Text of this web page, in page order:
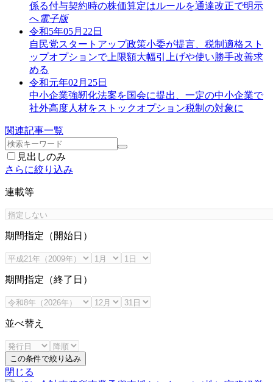
係る付与契約時の株価算定はルールを通達改正で明示
へ電子版
令和5年05月22日
自民党スタートアップ政策小委が提言、税制適格スト
ップオプションで上限額大幅引上げや使い勝手改善求
める
令和元年02月25日
中小企業強靭化法案を国会に提出、一定の中小企業で
社外高度人材をストックオプション税制の対象に
関連記事一覧
見出しのみ
さらに絞り込み
連載等
期間指定（開始日）
期間指定（終了日）
並べ替え
この条件で絞り込み
閉じる